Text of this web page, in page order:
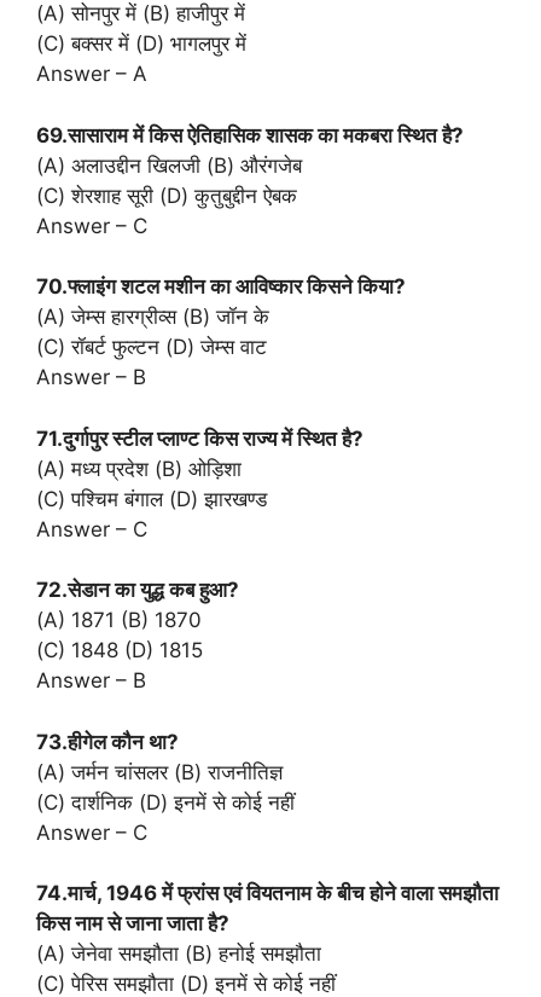
(A) सोनपुर में (B) हाजीपुर में
(C) बक्सर में (D) भागलपुर में
Answer – A
69.सासाराम में किस ऐतिहासिक शासक का मकबरा स्थित है?
(A) अलाउद्दीन खिलजी (B) औरंगजेब
(C) शेरशाह सूरी (D) कुतुबुद्दीन ऐबक
Answer – C
70.फ्लाइंग शटल मशीन का आविष्कार किसने किया?
(A) जेम्स हारग्रीव्स (B) जॉन के
(C) रॉबर्ट फुल्टन (D) जेम्स वाट
Answer – B
71.दुर्गापुर स्टील प्लाण्ट किस राज्य में स्थित है?
(A) मध्य प्रदेश (B) ओड़िशा
(C) पश्चिम बंगाल (D) झारखण्ड
Answer – C
72.सेडान का युद्ध कब हुआ?
(A) 1871 (B) 1870
(C) 1848 (D) 1815
Answer – B
73.हीगेल कौन था?
(A) जर्मन चांसलर (B) राजनीतिज्ञ
(C) दार्शनिक (D) इनमें से कोई नहीं
Answer – C
74.मार्च, 1946 में फ्रांस एवं वियतनाम के बीच होने वाला समझौता
किस नाम से जाना जाता है?
(A) जेनेवा समझौता (B) हनोई समझौता
(C) पेरिस समझौता (D) इनमें से कोई नहीं